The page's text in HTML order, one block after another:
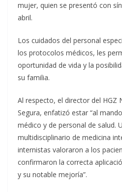
mujer, quien se presentó con
abril.
Los cuidados del personal
los protocolos médicos, les
oportunidad de vida y la
su familia.
Al respecto, el director del HGZ
Segura, enfatizó estar “al
médico y de personal de salud.
multidisciplinario de medicina
internistas valoraron a los
confirmaron la correcta
y su notable mejoría”.